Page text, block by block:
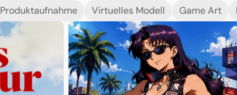
Produktaufnahme Virtuelles Modell Game Art